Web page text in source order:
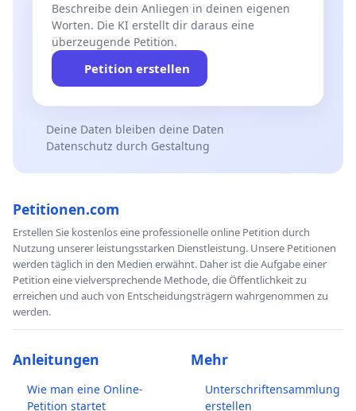
Beschreibe dein Anliegen in deinen eigenen
Worten. Die KI erstellt dir daraus eine
überzeugende Petition.
Petition erstellen
Deine Daten bleiben deine Daten
Datenschutz durch Gestaltung
Petitionen.com
Erstellen Sie kostenlos eine professionelle online Petition durch
Nutzung unserer leistungsstarken Dienstleistung. Unsere Petitionen
werden täglich in den Medien erwähnt. Daher ist die Aufgabe einer
Petition eine vielversprechende Methode, die Öffentlichkeit zu
erreichen und auch von Entscheidungsträgern wahrgenommen zu
werden.
Anleitungen
Wie man eine Online-
Petition startet
Mehr
Unterschriftensammlung
erstellen